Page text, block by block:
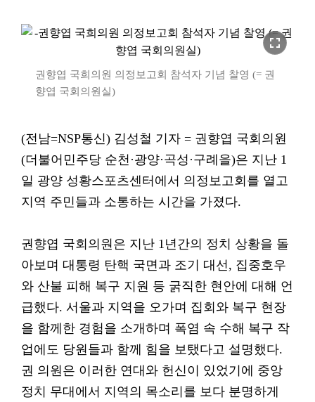
fullscreen
권향엽 국희의원 의정보고회 참석자 기념 찰영 (= 권
향엽 국회의원실)
(전남=NSP통신) 김성철 기자 = 권향엽 국회의원
(더불어민주당 순천·광양·곡성·구례을)은 지난 1
일 광양 성황스포츠센터에서 의정보고회를 열고
지역 주민들과 소통하는 시간을 가졌다.
권향엽 국회의원은 지난 1년간의 정치 상황을 돌
아보며 대통령 탄핵 국면과 조기 대선, 집중호우
와 산불 피해 복구 지원 등 굵직한 현안에 대해 언
급했다. 서울과 지역을 오가며 집회와 복구 현장
을 함께한 경험을 소개하며 폭염 속 수해 복구 작
업에도 당원들과 함께 힘을 보탰다고 설명했다.
권 의원은 이러한 연대와 헌신이 있었기에 중앙
정치 무대에서 지역의 목소리를 보다 분명하게